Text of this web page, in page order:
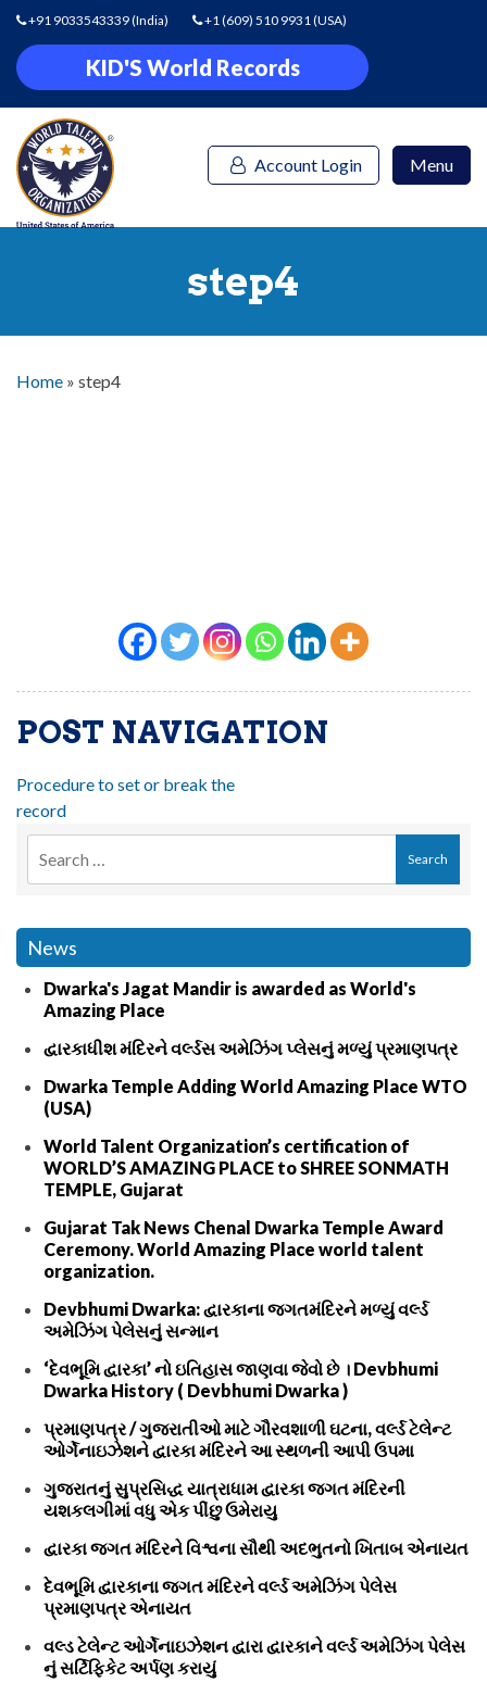
+91 9033543339(India) +1 (609) 510 9931(USA)
KID'S World Records
Account Login Menu
step4
Home » step4
POST NAVIGATION
Procedure to set or break the
record
News
Dwarka's Jagat Mandir is awarded as World's
Amazing Place
દ્વારકાધીશ મંદિરને વર્લ્ડસ અમેઝિંગ પ્લેસનું મળ્યું પ્રમાણપત્ર
Dwarka Temple Adding World Amazing Place WTO
(USA)
World Talent Organization’s certification of
WORLD’S AMAZING PLACE to SHREE SONMATH
TEMPLE, Gujarat
Gujarat Tak News Chenal Dwarka Temple Award
Ceremony. World Amazing Place world talent
organization.
Devbhumi Dwarka: દ્વારકાના જગતમંદિરને મળ્યું વર્લ્ડ
અમેઝિંગ પેલેસનું સન્માન
‘દેવભૂમિ દ્વારકા’ નો ઇતિહાસ જાણવા જેવો છે । Devbhumi
Dwarka History ( Devbhumi Dwarka )
પ્રમાણપત્ર / ગુજરાતીઓ માટે ગૌરવશાળી ઘટના, વર્લ્ડ ટેલેન્ટ
ઓર્ગેનાઇઝેશને દ્વારકા મંદિરને આ સ્થળની આપી ઉપમા
ગુજરાતનું સુપ્રસિદ્ધ યાત્રાધામ દ્વારકા જગત મંદિરની
યશકલગીમાં વધુ એક પીંછુ ઉમેરાયુ
દ્વારકા જગત મંદિરને વિશ્વના સૌથી અદભુતનો ખિતાબ એનાયત
દેવભૂમિ દ્વારકાના જગત મંદિરને વર્લ્ડ અમેઝિંગ પેલેસ
પ્રમાણપત્ર એનાયત
વલ્ડ ટેલેન્ટ ઓર્ગેનાઇઝેશન દ્વારા દ્વારકાને વર્લ્ડ અમેઝિંગ પેલેસ
નું સર્ટિફિકેટ અર્પણ કરાયું